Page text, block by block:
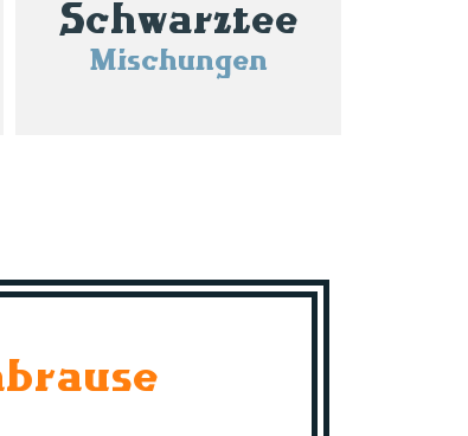
Schwarztee
Mischungen